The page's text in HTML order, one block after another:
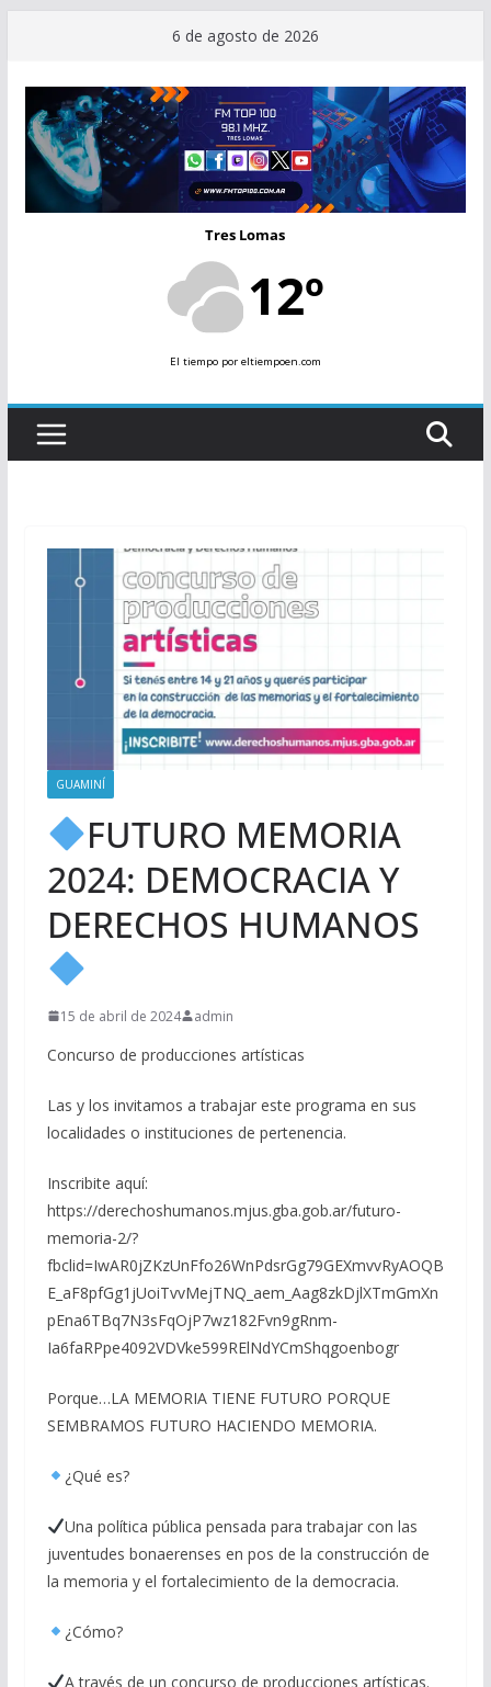
contenido
6 de agosto de 2026
Tres Lomas
12º
El tiempopor eltiempoen.com
GUAMINÍ
FUTURO MEMORIA
2024: DEMOCRACIA Y
DERECHOS HUMANOS
15 de abril de 2024 admin
Concurso de producciones artísticas
Las y los invitamos a trabajar este programa en sus
localidades o instituciones de pertenencia.
Inscribite aquí:
https://derechoshumanos.mjus.gba.gob.ar/futuro-
memoria-2/?
fbclid=IwAR0jZKzUnFfo26WnPdsrGg79GEXmvvRyAOQB
E_aF8pfGg1jUoiTvvMejTNQ_aem_Aag8zkDjlXTmGmXn
pEna6TBq7N3sFqOjP7wz182Fvn9gRnm-
Ia6faRPpe4092VDVke599RElNdYCmShqgoenbogr
Porque…LA MEMORIA TIENE FUTURO PORQUE
SEMBRAMOS FUTURO HACIENDO MEMORIA.
¿Qué es?
Una política pública pensada para trabajar con las
juventudes bonaerenses en pos de la construcción de
la memoria y el fortalecimiento de la democracia.
¿Cómo?
A través de un concurso de producciones artísticas.